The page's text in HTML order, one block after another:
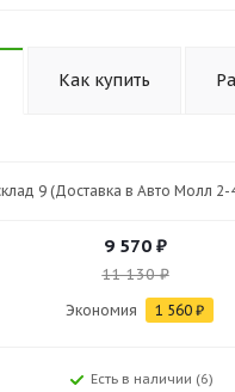
Как купить
9 (Доставка в Авто Молл
9 570 ₽
11 130₽
Экономия 1 560 ₽
Есть в наличии (6)